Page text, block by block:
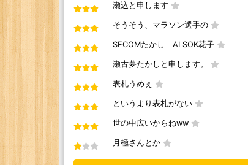
瀬込と申します
そうそう、マラソン選手の
SECOMたかし ALSOK花子
瀬古夢たかしと申します。
表札うめぇ
というより表札がない
世の中広いからねww
月極さんとか